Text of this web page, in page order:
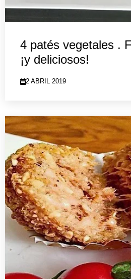
4 patés vegetales .
¡y deliciosos!
2 ABRIL 2019